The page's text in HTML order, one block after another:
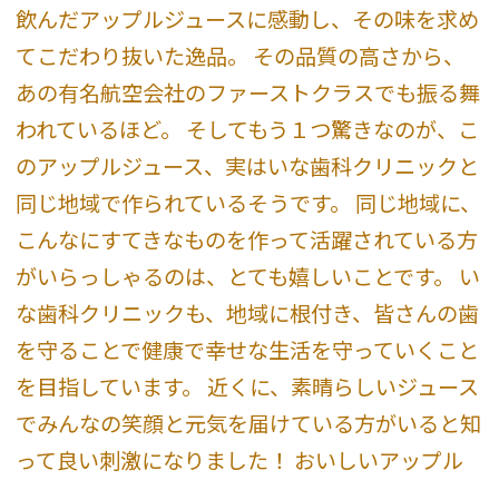
飲んだアップルジュースに感動し、その味を求め
てこだわり抜いた逸品。 その品質の高さから、
あの有名航空会社のファーストクラスでも振る舞
われているほど。 そしてもう１つ驚きなのが、こ
のアップルジュース、実はいな歯科クリニックと
同じ地域で作られているそうです。 同じ地域に、
こんなにすてきなものを作って活躍されている方
がいらっしゃるのは、とても嬉しいことです。 い
な歯科クリニックも、地域に根付き、皆さんの歯
を守ることで健康で幸せな生活を守っていくこと
を目指しています。 近くに、素晴らしいジュース
でみんなの笑顔と元気を届けている方がいると知
って良い刺激になりました！ おいしいアップル